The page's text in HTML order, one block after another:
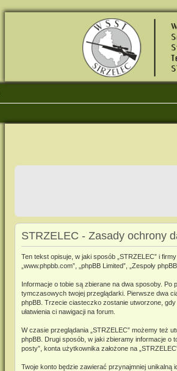
STRZELEC - Zasady ochrony
Ten tekst opisuje, w jaki sposób „STRZELEC” i
„www.phpbb.com”, „phpBB Limited”, „Zespoły
Informacje o tobie są zbierane na dwa sposoby. Po
tymczasowych twojej przeglądarki. Pierwsze dwa
phpBB. Trzecie ciasteczko zostanie utworzone,
ułatwienia ci nawigacji na forum.
W czasie przeglądania „STRZELEC” możemy też
phpBB. Drugi sposób, w jaki zbieramy informacje o
posty”, konta użytkownika założone na
Twoje konto będzie zawierać przynajmniej unikalną